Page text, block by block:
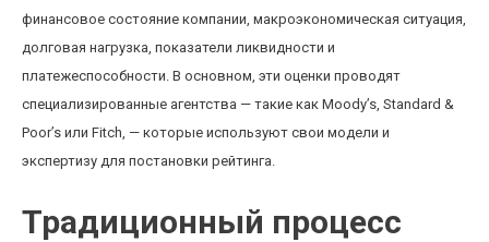
финансовое состояние компании, макроэкономическая ситуация,
долговая нагрузка, показатели ликвидности и
платежеспособности. В основном, эти оценки проводят
специализированные агентства — такие как Moody’s, Standard &
Poor’s или Fitch, — которые используют свои модели и
экспертизу для постановки рейтинга.
Традиционный процесс